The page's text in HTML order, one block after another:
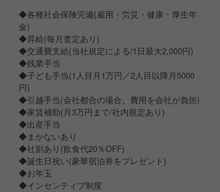
◆各種社会保険完備(雇用・労災・健康・厚生年
金)
◆昇給(毎月査定あり)
◆交通費支給(当社規定による/1日最大2,000円)
◆残業手当
◆子ども手当(1人目月1万円／2人目以降月5000
円)
◆引越手当(会社都合の場合、費用を会社が負担)
◆家賃補助(月3万円まで/社内規定あり)
◆出産手当
◆まかないあり
◆社割あり(飲食代20％OFF)
◆誕生日祝い(豪華宿泊券をプレゼント)
◆お年玉
◆インセンティブ制度